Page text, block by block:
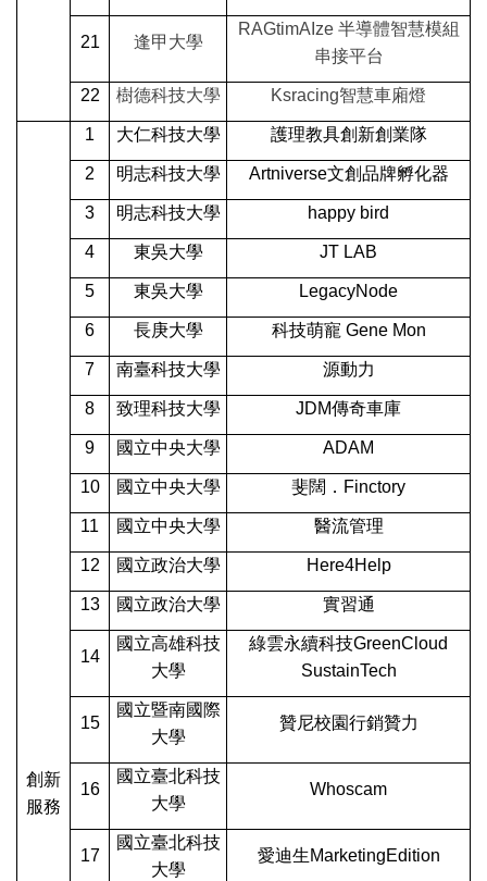
21 逢甲大學
RAGtimAIze 半導體智慧模組
串接平台
22 樹德科技大學 Ksracing智慧車廂燈
創新
服務
1 大仁科技大學 護理教具創新創業隊
2 明志科技大學 Artniverse文創品牌孵化器
3 明志科技大學 happy bird
4 東吳大學 JT LAB
5 東吳大學 LegacyNode
6 長庚大學 科技萌寵 Gene Mon
7 南臺科技大學 源動力
8 致理科技大學 JDM傳奇車庫
9 國立中央大學 ADAM
10 國立中央大學 斐闊．Finctory
11 國立中央大學 醫流管理
12 國立政治大學 Here4Help
13 國立政治大學 實習通
14
國立高雄科技
大學
綠雲永續科技GreenCloud
SustainTech
15
國立暨南國際
大學
贊尼校園行銷贊力
16
國立臺北科技
大學
Whoscam
17
國立臺北科技
大學
愛迪生MarketingEdition